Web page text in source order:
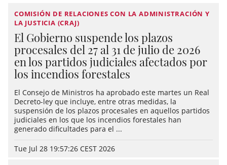
COMISIÓN DE RELACIONES CON LA ADMINISTRACIÓN Y
LA JUSTICIA (CRAJ)
El Gobierno suspende los plazos
procesales del 27 al 31 de julio de 2026
en los partidos judiciales afectados por
los incendios forestales
El Consejo de Ministros ha aprobado este martes un Real
Decreto-ley que incluye, entre otras medidas, la
suspensión de los plazos procesales en aquellos partidos
judiciales en los que los incendios forestales han
generado dificultades para el ...
Tue Jul 28 19:57:26 CEST 2026